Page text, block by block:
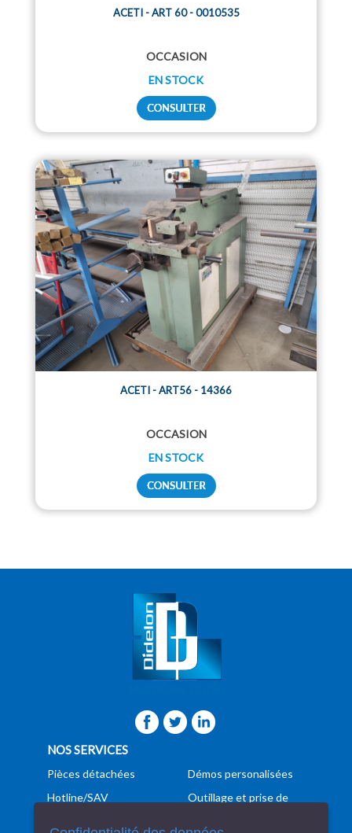
ACETI - ART 60 - 0010535
OCCASION
EN STOCK
ACETI - ART56 - 14366
OCCASION
EN STOCK
NOS SERVICES
Pièces détachées
Hotline/SAV
Démos personalisées
Outillage et prise de